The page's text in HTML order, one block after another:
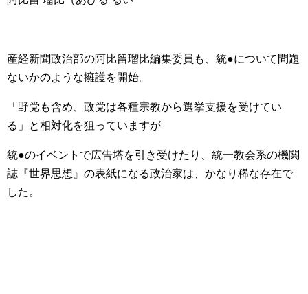
産経新聞政治部の阿比留瑠比編集委員も、統●について問題
ないかのような擁護を開始。
「野党も含め、政党は各種宗教から選挙支援を受けてい
る」と相対化を狙っていますが
統●のイベントで広告塔を引き受けたり、統一教会系の機関
誌『世界思想』の表紙になる政治家は、かなり稀な存在で
した。